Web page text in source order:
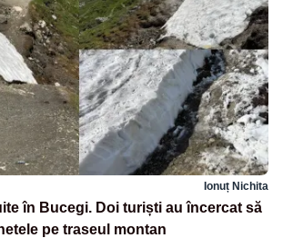
Ionuț Nichita
în Bucegi. Doi turiști au încercat să
pe traseul montan